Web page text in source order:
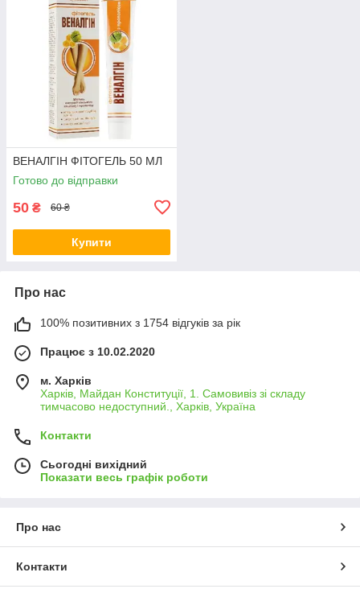
ВЕНАЛГІН ФІТОГЕЛЬ 50 МЛ
Готово до відправки
50 ₴ 60 ₴
Купити
Про нас
100% позитивних з 1754 відгуків за рік
Працює з 10.02.2020
м. Харків
Харків, Майдан Конституції, 1. Самовивіз зі складу
тимчасово недоступний., Харків, Україна
Контакти
Сьогодні вихідний
Показати весь графік роботи
Про нас
Контакти